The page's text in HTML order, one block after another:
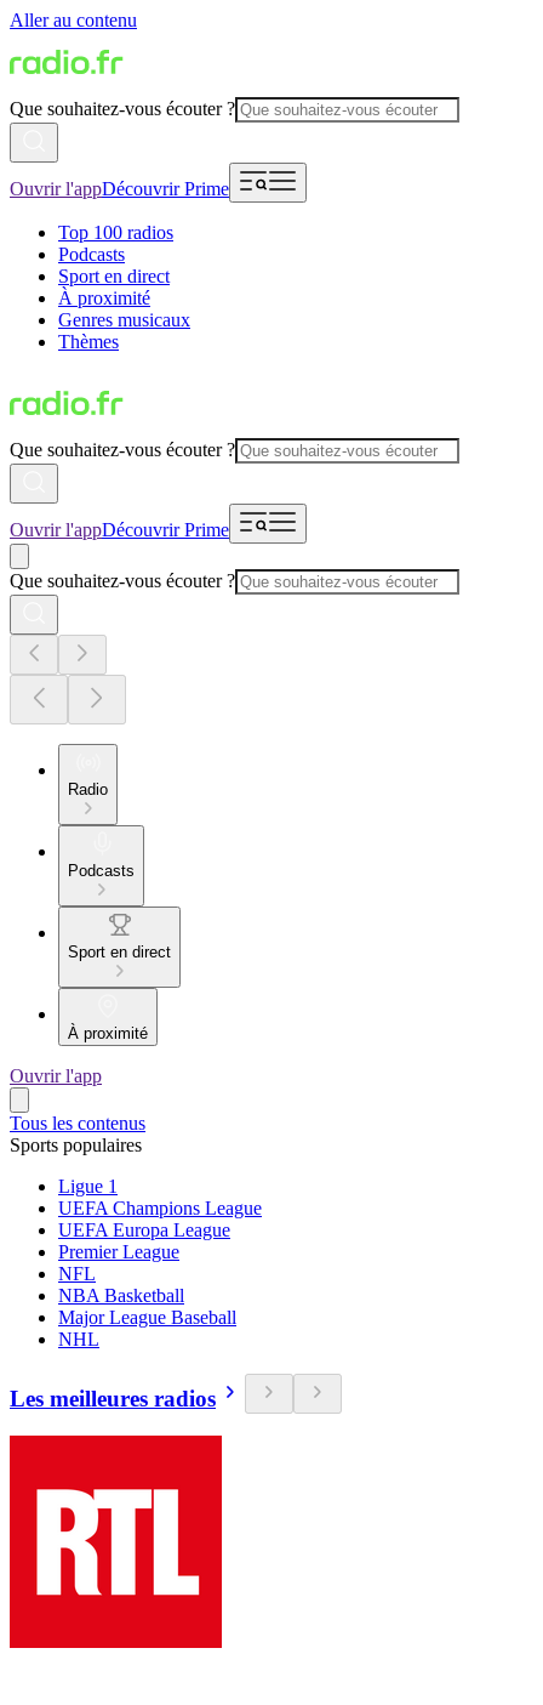
Aller au contenu
Que souhaitez-vous écouter ?
Ouvrir l'appDécouvrir Prime
Top 100 radios
Podcasts
Sport en direct
À proximité
Genres musicaux
Thèmes
Que souhaitez-vous écouter ?
Ouvrir l'appDécouvrir Prime
Que souhaitez-vous écouter ?
Radio
Podcasts
Sport en direct
À proximité
Ouvrir l'app
Tous les contenus
Sports populaires
Ligue 1
UEFA Champions League
UEFA Europa League
Premier League
NFL
NBA Basketball
Major League Baseball
NHL
Les meilleures radios